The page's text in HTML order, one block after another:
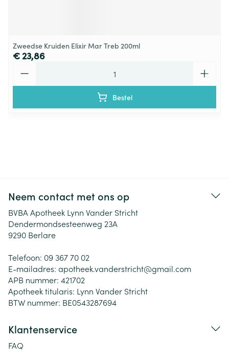
Zweedse Kruiden Elixir Mar Treb 200ml
€ 23,86
Bestel
Neem contact met ons op
BVBA Apotheek Lynn Vander Stricht
Dendermondsesteenweg 23A
9290 Berlare
Telefoon: 09 367 70 02
E-mailadres: apotheek.vanderstricht@gmail.com
APB nummer: 421702
Apotheek titularis: Lynn Vander Stricht
BTW nummer: BE0543287694
Klantenservice
FAQ